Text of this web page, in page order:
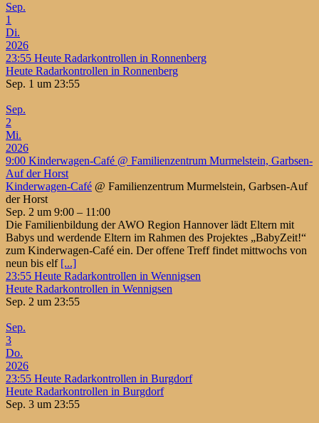
Sep.
1
Di.
2026
23:55 Heute Radarkontrollen in Ronnenberg
Heute Radarkontrollen in Ronnenberg
Sep. 1 um 23:55
Sep.
2
Mi.
2026
9:00 Kinderwagen-Café @ Familienzentrum Murmelstein, Garbsen-
Auf der Horst
Kinderwagen-Café @ Familienzentrum Murmelstein, Garbsen-Auf
der Horst
Sep. 2 um 9:00 – 11:00
Die Familienbildung der AWO Region Hannover lädt Eltern mit
Babys und werdende Eltern im Rahmen des Projektes „BabyZeit!“
zum Kinderwagen-Café ein. Der offene Treff findet mittwochs von
neun bis elf [...]
23:55 Heute Radarkontrollen in Wennigsen
Heute Radarkontrollen in Wennigsen
Sep. 2 um 23:55
Sep.
3
Do.
2026
23:55 Heute Radarkontrollen in Burgdorf
Heute Radarkontrollen in Burgdorf
Sep. 3 um 23:55